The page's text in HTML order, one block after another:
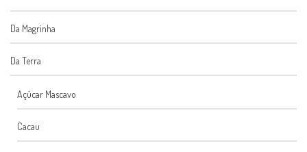
Da Magrinha
Da Terra
Açúcar Mascavo
Cacau